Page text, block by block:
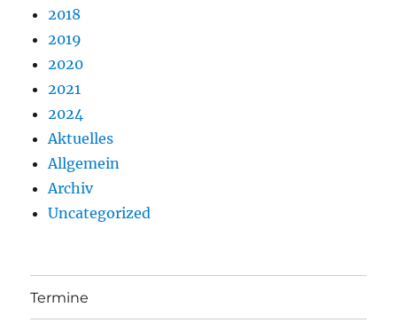
2018
2019
2020
2021
2024
Aktuelles
Allgemein
Archiv
Uncategorized
Termine